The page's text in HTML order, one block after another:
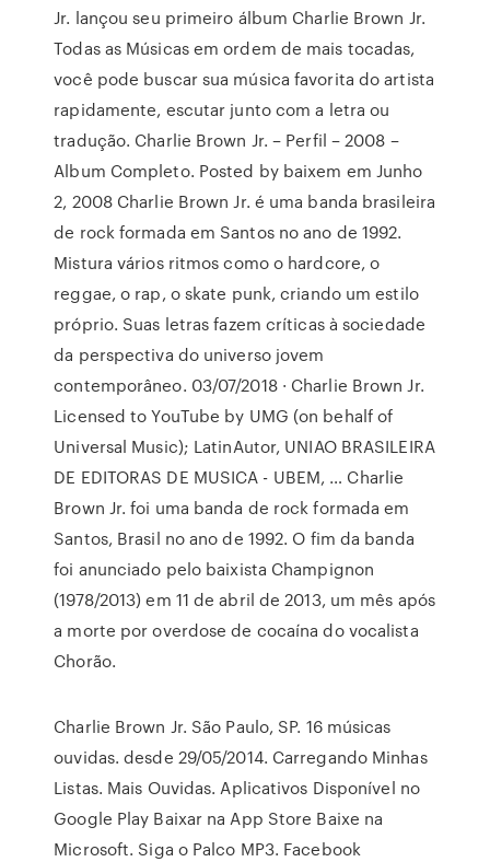
Jr. lançou seu primeiro álbum Charlie Brown Jr.
Todas as Músicas em ordem de mais tocadas,
você pode buscar sua música favorita do artista
rapidamente, escutar junto com a letra ou
tradução. Charlie Brown Jr. – Perfil – 2008 –
Album Completo. Posted by baixem em Junho
2, 2008 Charlie Brown Jr. é uma banda brasileira
de rock formada em Santos no ano de 1992.
Mistura vários ritmos como o hardcore, o
reggae, o rap, o skate punk, criando um estilo
próprio. Suas letras fazem críticas à sociedade
da perspectiva do universo jovem
contemporâneo. 03/07/2018 · Charlie Brown Jr.
Licensed to YouTube by UMG (on behalf of
Universal Music); LatinAutor, UNIAO BRASILEIRA
DE EDITORAS DE MUSICA - UBEM, … Charlie
Brown Jr. foi uma banda de rock formada em
Santos, Brasil no ano de 1992. O fim da banda
foi anunciado pelo baixista Champignon
(1978/2013) em 11 de abril de 2013, um mês após
a morte por overdose de cocaína do vocalista
Chorão.
Charlie Brown Jr. São Paulo, SP. 16 músicas
ouvidas. desde 29/05/2014. Carregando Minhas
Listas. Mais Ouvidas. Aplicativos Disponível no
Google Play Baixar na App Store Baixe na
Microsoft. Siga o Palco MP3. Facebook